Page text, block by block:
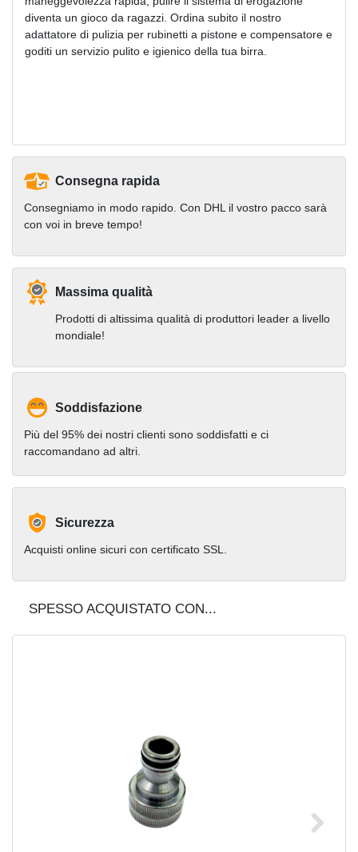
diventa un gioco da ragazzi. Ordina subito il nostro
adattatore di pulizia per rubinetti a pistone e compensatore e
goditi un servizio pulito e igienico della tua birra.
Consegna rapida
Consegniamo in modo rapido. Con DHL il vostro pacco sarà
con voi in breve tempo!
Massima qualità
Prodotti di altissima qualità di produttori leader a livello
mondiale!
Soddisfazione
Più del 95% dei nostri clienti sono soddisfatti e ci
raccomandano ad altri.
Sicurezza
Acquisti online sicuri con certificato SSL.
SPESSO ACQUISTATO CON...